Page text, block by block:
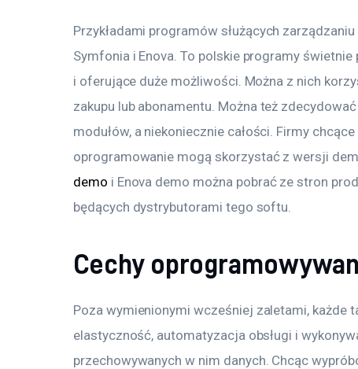
Przykładami programów służących
Symfonia i Enova. To polskie programy
i oferujące duże możliwości. Można z nich
zakupu lub abonamentu. Można też
modułów, a niekoniecznie całości. Firmy
oprogramowanie mogą skorzystać z wersji
demo i Enova demo można pobrać ze stron
będących dystrybutorami tego softu.
Cechy
Poza wymienionymi wcześniej zaletami, każde
elastyczność, automatyzacja obsługi i
przechowywanych w nim danych. Chcąc